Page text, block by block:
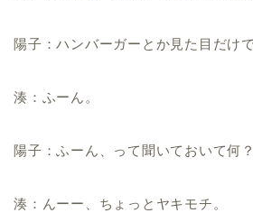
陽子：ハンバーガーとか見た目だけ
湊：ふーん。
陽子：ふーん、って聞いておいて何
湊：んーー、ちょっとヤキモチ。